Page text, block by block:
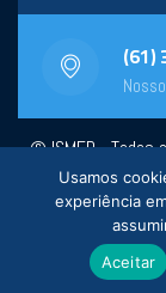
(61)
© ISMEP - Todos
Usamos
experiência
Aceitar